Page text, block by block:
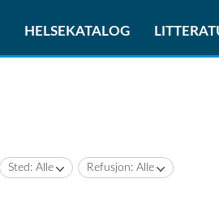
HELSEKATALOG
Sted: Alle Refusjon: Alle